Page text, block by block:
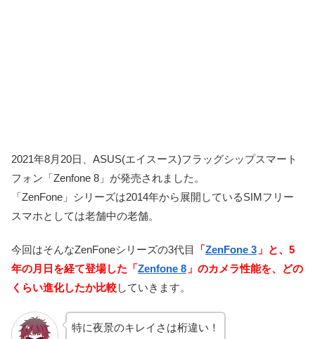
2021年8月20日、ASUS(エイスース)フラッグシップスマート
フォン「Zenfone 8」が発売されました。
「ZenFone」シリーズは2014年から展開しているSIMフリー
スマホとしては老舗中の老舗。
今回はそんなZenFoneシリーズの3代目 「ZenFone 3 」と、5
年の月日を経て登場した「Zenfone 8 」のカメラ性能を、どの
くらい進化したか比較していきます。
特に夜景のキレイさは桁違い！